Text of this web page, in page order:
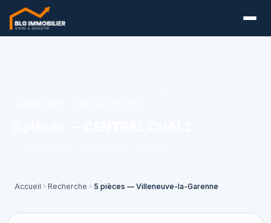
Accueil Recherche 5 pièces — Villeneuve-la-Garenne